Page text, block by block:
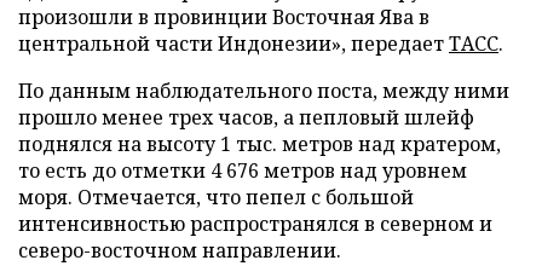
произошли в провинции Восточная Ява в
центральной части Индонезии», передаетТАСС.
По данным наблюдательного поста, между ними
прошло менее трех часов, а пепловый шлейф
поднялся на высоту 1 тыс. метров над кратером,
то есть до отметки 4 676 метров над уровнем
моря. Отмечается, что пепел с большой
интенсивностью распространялся в северном и
северо-восточном направлении.